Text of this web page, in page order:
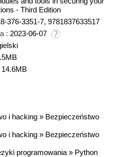
- Third Edition
376-3351-7, 9781837633517
: 2023-06-07
14.6MB
i hacking » Bezpieczeństwo
i hacking » Bezpieczeństwo
programowania » Python